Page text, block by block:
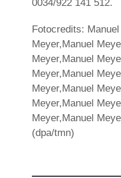
0034/922 141 512.
Fotocredits:
Meyer,Manuel
Meyer,Manuel
Meyer,Manuel
Meyer,Manuel
Meyer,Manuel
Meyer,Manuel
(dpa/tmn)